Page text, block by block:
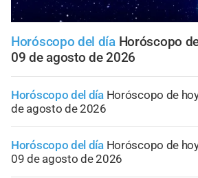
Horóscopo del día Horóscopo
09 de agosto de 2026
Horóscopo del día Horóscopo de
de agosto de 2026
Horóscopo del día Horóscopo de
09 de agosto de 2026